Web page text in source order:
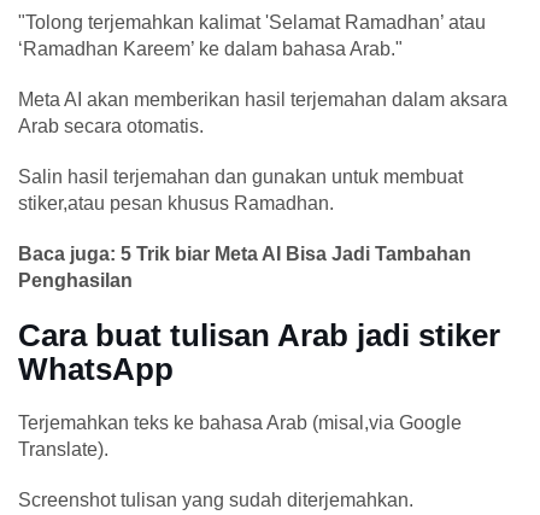
"Tolong terjemahkan kalimat 'Selamat Ramadhan’ atau
‘Ramadhan Kareem’ ke dalam bahasa Arab."
Meta AI akan memberikan hasil terjemahan dalam aksara
Arab secara otomatis.
Salin hasil terjemahan dan gunakan untuk membuat
stiker,atau pesan khusus Ramadhan.
Baca juga: 5 Trik biar Meta AI Bisa Jadi Tambahan
Penghasilan
Cara buat tulisan Arab jadi stiker
WhatsApp
Terjemahkan teks ke bahasa Arab (misal,via Google
Translate).
Screenshot tulisan yang sudah diterjemahkan.